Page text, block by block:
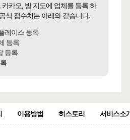
카오, 빙 지도에 업체를 등록 하
식 접수처는 아래와 같습니다.
레이스 등록
등록
등록
이용방법 히스토리 서비스소